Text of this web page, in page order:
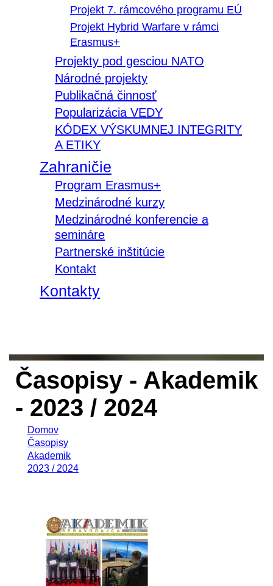
Projekt 7. rámcového programu EÚ
Projekt Hybrid Warfare v rámci
Erasmus+
Projekty pod gesciou NATO
Národné projekty
Publikačná činnosť
Popularizácia VEDY
KÓDEX VÝSKUMNEJ INTEGRITY
A ETIKY
Zahraničie
Program Erasmus+
Medzinárodné kurzy
Medzinárodné konferencie a
semináre
Partnerské inštitúcie
Kontakt
Kontakty
Časopisy - Akademik
- 2023 / 2024
Domov
Časopisy
Akademik
2023 / 2024